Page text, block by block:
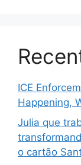
ICE
Happening,
Julia que
o cartão